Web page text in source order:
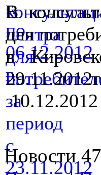
В
для
в
10.12.2012
Новости